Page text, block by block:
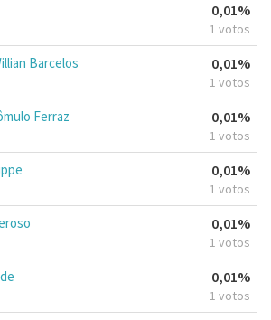
0,01%
1 votos
Barcelos 0,01%
1 votos
Ferraz 0,01%
1 votos
0,01%
1 votos
0,01%
1 votos
0,01%
1 votos